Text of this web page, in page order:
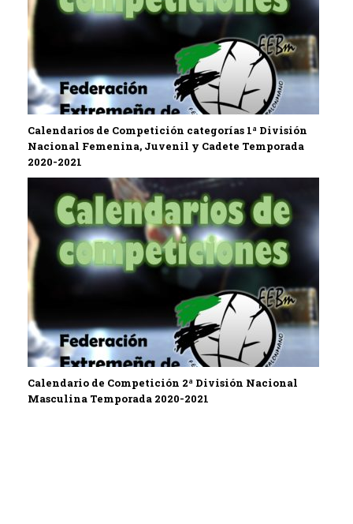
Calendarios de Competición categorías 1ª División
Nacional Femenina, Juvenil y Cadete Temporada
2020-2021
Calendario de Competición 2ª División Nacional
Masculina Temporada 2020-2021